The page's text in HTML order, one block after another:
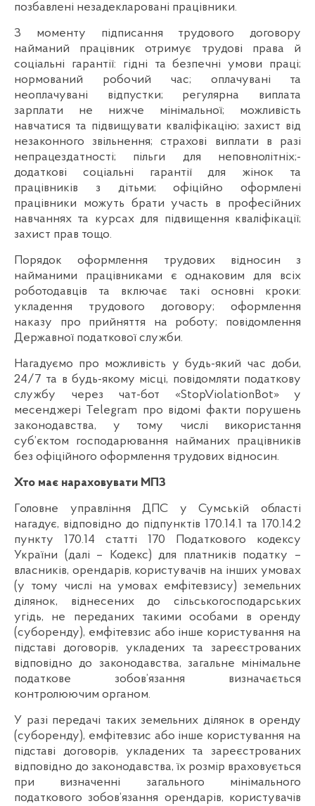
позбавлені незадекларовані працівники.
З моменту підписання трудового договору
найманий працівник отримує трудові права й
соціальні гарантії: гідні та безпечні умови праці;
нормований робочий час; оплачувані та
неоплачувані відпустки; регулярна виплата
зарплати не нижче мінімальної; можливість
навчатися та підвищувати кваліфікацію; захист від
незаконного звільнення; страхові виплати в разі
непрацездатності; пільги для неповнолітніх;-
додаткові соціальні гарантії для жінок та
працівників з дітьми; офіційно оформлені
працівники можуть брати участь в професійних
навчаннях та курсах для підвищення кваліфікації;
захист прав тощо.
Порядок оформлення трудових відносин з
найманими працівниками є однаковим для всіх
роботодавців та включає такі основні кроки:
укладення трудового договору; оформлення
наказу про прийняття на роботу; повідомлення
Державної податкової служби.
Нагадуємо про можливість у будь-який час доби,
24/7 та в будь-якому місці, повідомляти податкову
службу через чат-бот «StopViolationBot» у
месенджері Telegram про відомі факти порушень
законодавства, у тому числі використання
суб’єктом господарювання найманих працівників
без офіційного оформлення трудових відносин.
Хто має нараховувати МПЗ
Головне управління ДПС у Сумській області
нагадує, відповідно до підпунктів 170.14.1 та 170.14.2
пункту 170.14 статті 170 Податкового кодексу
України (далі – Кодекс) для платників податку –
власників, орендарів, користувачів на інших умовах
(у тому числі на умовах емфітевзису) земельних
ділянок, віднесених до сільськогосподарських
угідь, не переданих такими особами в оренду
(суборенду), емфітевзис або інше користування на
підставі договорів, укладених та зареєстрованих
відповідно до законодавства, загальне мінімальне
податкове зобов’язання визначається
контролюючим органом.
У разі передачі таких земельних ділянок в оренду
(суборенду), емфітевзис або інше користування на
підставі договорів, укладених та зареєстрованих
відповідно до законодавства, їх розмір враховується
при визначенні загального мінімального
податкового зобов’язання орендарів, користувачів